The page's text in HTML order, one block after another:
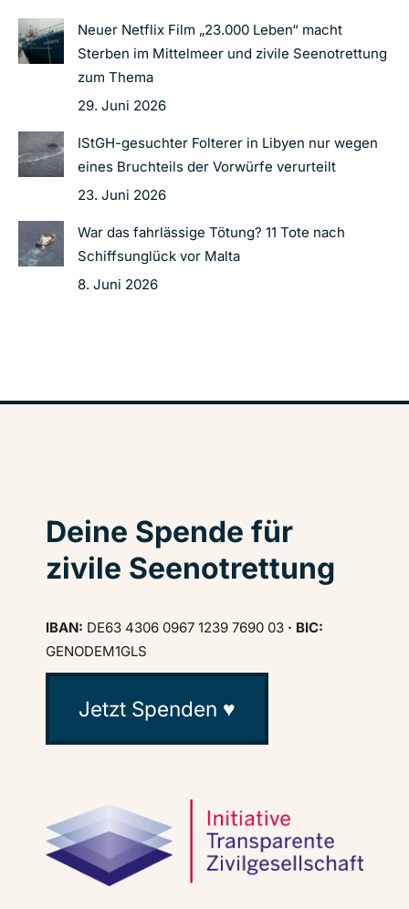
Neuer Netflix Film „23.000 Leben“ macht
Sterben im Mittelmeer und zivile Seenotrettung
zum Thema
29. Juni 2026
IStGH-gesuchter Folterer in Libyen nur wegen
eines Bruchteils der Vorwürfe verurteilt
23. Juni 2026
War das fahrlässige Tötung? 11 Tote nach
Schiffsunglück vor Malta
8. Juni 2026
Deine Spende für
zivile Seenotrettung
IBAN: DE63 4306 0967 1239 7690 03 · BIC:
GENODEM1GLS
Jetzt Spenden ♥